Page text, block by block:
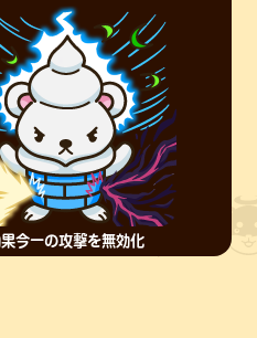
今一の攻撃を無効化